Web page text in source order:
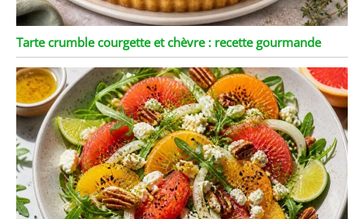
Tarte crumble courgette et chèvre : recette gourmande